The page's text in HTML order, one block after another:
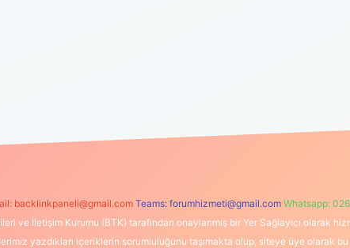
backlinkpaneli@gmail.com Teams: forumhizmeti@gmail.com Whatsapp:
ve İletişim Kurumu (BTK) tarafından onaylanmış bir Yer Sağlayıcı
yazdıkları içeriklerin sorumluluğunu taşımakta olup, siteye üye olarak